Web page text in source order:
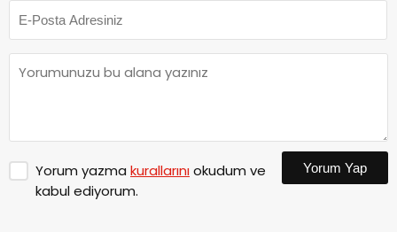
Yorum yazma kurallarınıokudum ve
kabul ediyorum.
Yorum Yap